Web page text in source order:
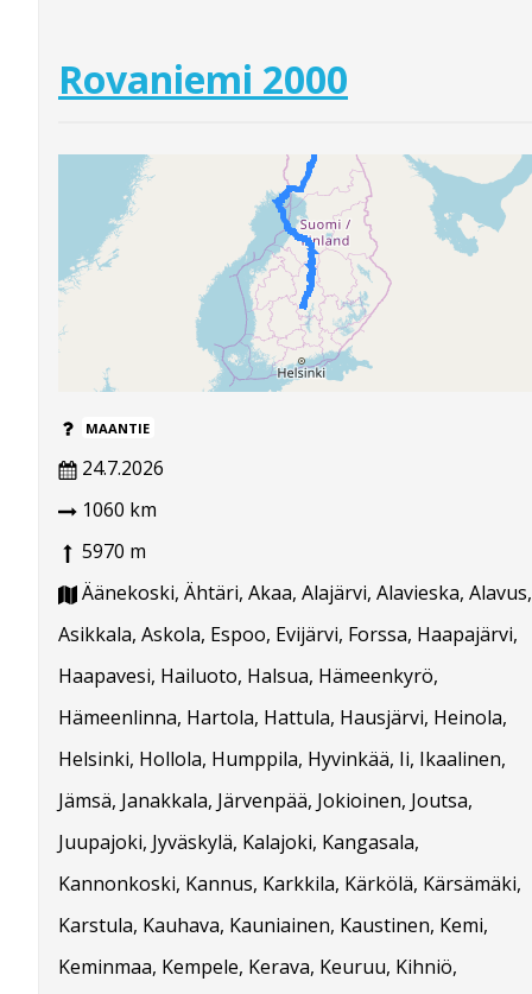
Rovaniemi 2000
MAANTIE
24.7.2026
1060 km
5970 m
Äänekoski, Ähtäri, Akaa, Alajärvi, Alavieska, Alavus,
Asikkala, Askola, Espoo, Evijärvi, Forssa, Haapajärvi,
Haapavesi, Hailuoto, Halsua, Hämeenkyrö,
Hämeenlinna, Hartola, Hattula, Hausjärvi, Heinola,
Helsinki, Hollola, Humppila, Hyvinkää, Ii, Ikaalinen,
Jämsä, Janakkala, Järvenpää, Jokioinen, Joutsa,
Juupajoki, Jyväskylä, Kalajoki, Kangasala,
Kannonkoski, Kannus, Karkkila, Kärkölä, Kärsämäki,
Karstula, Kauhava, Kauniainen, Kaustinen, Kemi,
Keminmaa, Kempele, Kerava, Keuruu, Kihniö,